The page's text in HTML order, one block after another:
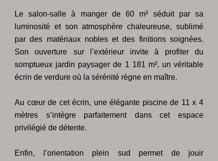
Le salon-salle à manger de 60 m² séduit par sa
luminosité et son atmosphère chaleureuse, sublimé
par des matériaux nobles et des finitions soignées.
Son ouverture sur l’extérieur invite à profiter du
somptueux jardin paysager de 1 181 m², un véritable
écrin de verdure où la sérénité règne en maître.
Au cœur de cet écrin, une élégante piscine de 11 x 4
mètres s’intègre parfaitement dans cet espace
privilégié de détente.
Enfin, l’orientation plein sud permet de jouir